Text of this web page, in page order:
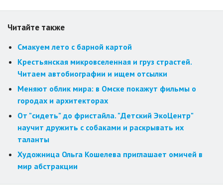
Читайте также
Смакуем лето с барной картой
Крестьянская микровселенная и груз страстей.
Читаем автобиографии и ищем отсылки
Меняют облик мира: в Омске покажут фильмы о
городах и архитекторах
От "сидеть" до фристайла. "Детский ЭкоЦентр"
научит дружить с собаками и раскрывать их
таланты
Художница Ольга Кошелева приглашает омичей в
мир абстракции